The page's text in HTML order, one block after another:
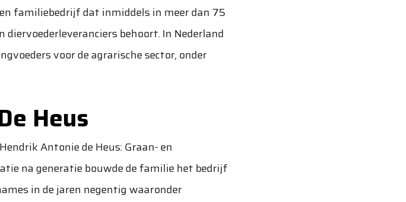
familiebedrijf dat inmiddels in meer dan 75
behoort. In Nederland
voor de agrarische sector, onder
Heus
Antonie de Heus: Graan- en
na generatie bouwde de familie het bedrijf
in de jaren negentig waaronder